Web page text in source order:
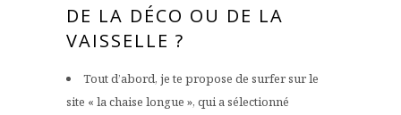
DE LA DÉCO OU DE LA
VAISSELLE ?
Tout d’abord, je te propose de surfer sur le
site « la chaise longue », qui a sélectionné